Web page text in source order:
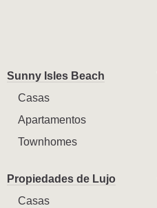
Sunny Isles Beach
Casas
Apartamentos
Townhomes
Propiedades de Lujo
Casas